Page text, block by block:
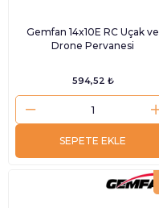
Gemfan 14x10E RC Uçak ve
Drone Pervanesi
594,52 ₺
SEPETE EKLE